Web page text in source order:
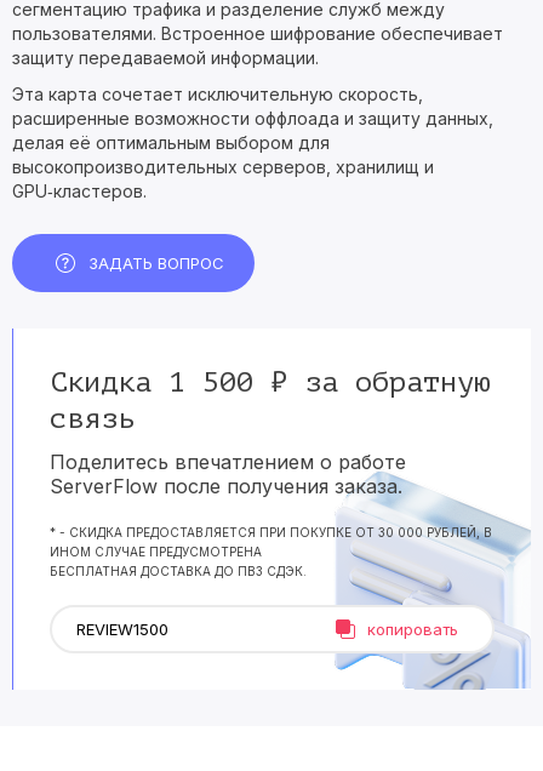
сегментацию трафика и разделение служб между
пользователями. Встроенное шифрование обеспечивает
защиту передаваемой информации.
Эта карта сочетает исключительную скорость,
расширенные возможности оффлоада и защиту данных,
делая её оптимальным выбором для
высокопроизводительных серверов, хранилищ и
GPU‑кластеров.
ЗАДАТЬ ВОПРОС
Скидка 1 500 ₽ за обратную
связь
Поделитесь впечатлением о работе
ServerFlow после получения заказа.
* - СКИДКА ПРЕДОСТАВЛЯЕТСЯ ПРИ ПОКУПКЕ ОТ 30 000 РУБЛЕЙ, В
ИНОМ СЛУЧАЕ ПРЕДУСМОТРЕНА
БЕСПЛАТНАЯ ДОСТАВКА ДО ПВЗ СДЭК.
копировать